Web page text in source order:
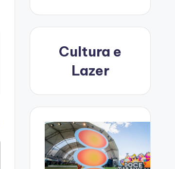
Cultura e
Lazer